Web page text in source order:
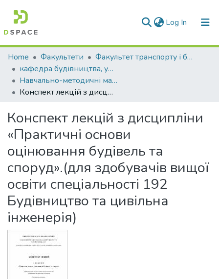
Log In (current)
Communities & Collections
All of DSpace
Statistics
Home Факультети
Факультет транспорту і будівництва
кафедра будівництва, урбаністики та просторового планування
Навчально-методичні матеріали (КБУтаПП)
Конспект лекцій з дисципліни «Практичні основи оцінювання будівель та споруд».(для здобувачів вищої освіти спеціальності 192 Будівництво та цивільна інженерія)
Конспект лекцій з дисципліни
«Практичні основи
оцінювання будівель та
споруд».(для здобувачів вищої
освіти спеціальності 192
Будівництво та цивільна
інженерія)